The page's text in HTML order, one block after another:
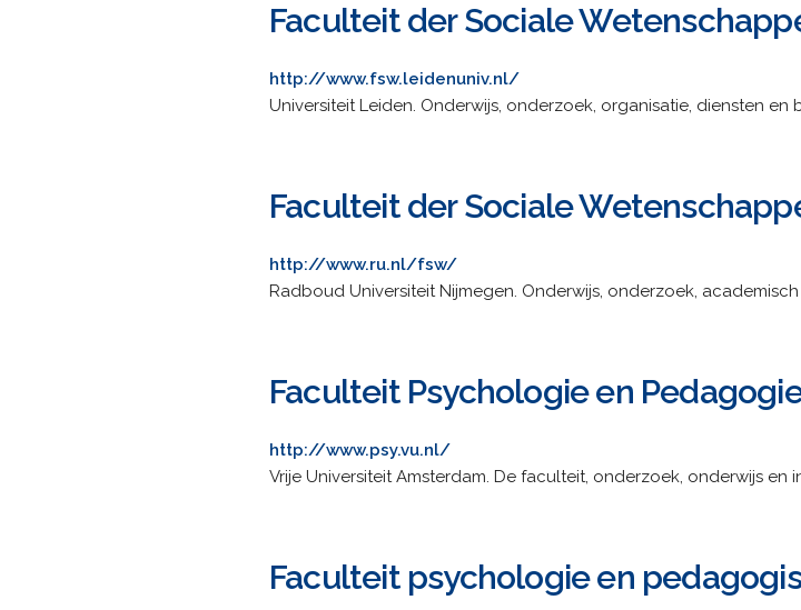
Faculteit der Sociale
http://www.fsw.leidenuniv.nl/
Universiteit Leiden. Onderwijs, onderzoek, organisatie, diensten en
Faculteit der Sociale
http://www.ru.nl/fsw/
Radboud Universiteit Nijmegen. Onderwijs, onderzoek,
Faculteit Psychologie en
http://www.psy.vu.nl/
Vrije Universiteit Amsterdam. De faculteit, onderzoek, onderwijs
Faculteit psychologie en